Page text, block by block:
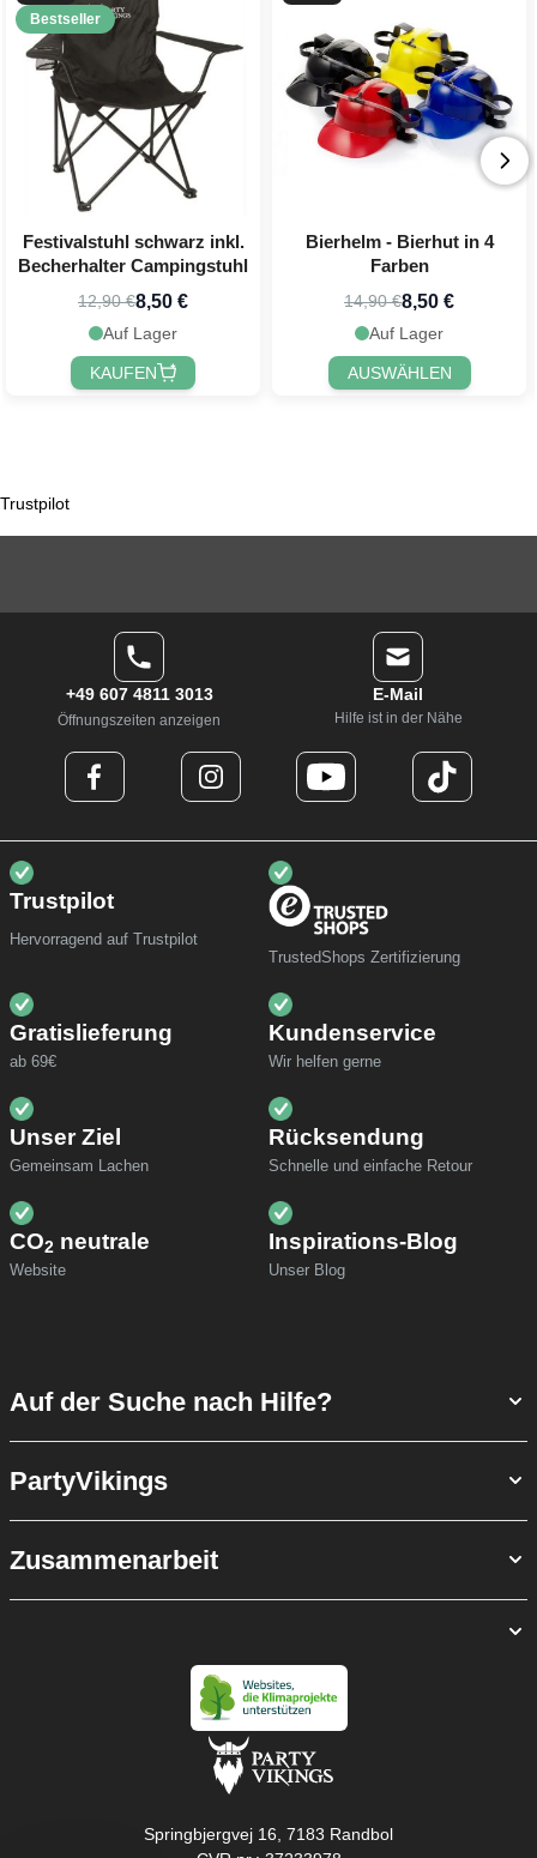
Bestseller
Festivalstuhl schwarz inkl.
Becherhalter Campingstuhl
12,90 €8,50 €
Auf Lager
KAUFEN
Bierhelm - Bierhut in 4
Farben
14,90 €8,50 €
Auf Lager
AUSWÄHLEN
Trustpilot
+49 607 4811 3013
Öffnungszeiten anzeigen
E-Mail
Hilfe ist in der Nähe
Trustpilot
Hervorragend auf Trustpilot
TrustedShops Zertifizierung
Gratislieferung
ab 69€
Kundenservice
Wir helfen gerne
Unser Ziel
Gemeinsam Lachen
Rücksendung
Schnelle und einfache Retour
CO2 neutrale
Website
Inspirations-Blog
Unser Blog
Auf der Suche nach Hilfe?
PartyVikings
Zusammenarbeit
Springbjergvej 16, 7183 Randbol